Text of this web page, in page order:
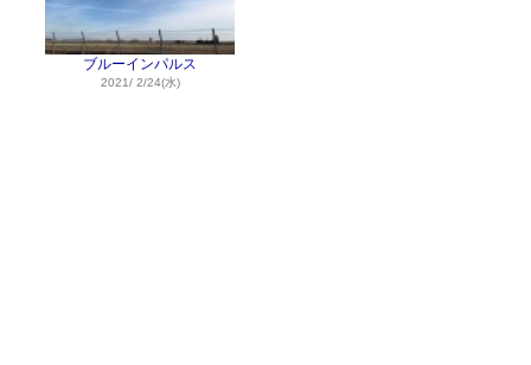
ブルーインパルス
2021/ 2/24(水)